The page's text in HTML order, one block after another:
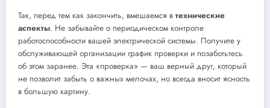
Так, перед тем как закончить, вмешаемся в технические
аспекты. Не забывайте о периодическом контроле
работоспособности вашей электрической системы. Получите у
обслуживающей организации график проверки и позаботьтесь
об этом заранее. Эта «проверка» — ваш верный друг, который
не позволит забыть о важных мелочах, но всегда вносит ясность
в большую картину.